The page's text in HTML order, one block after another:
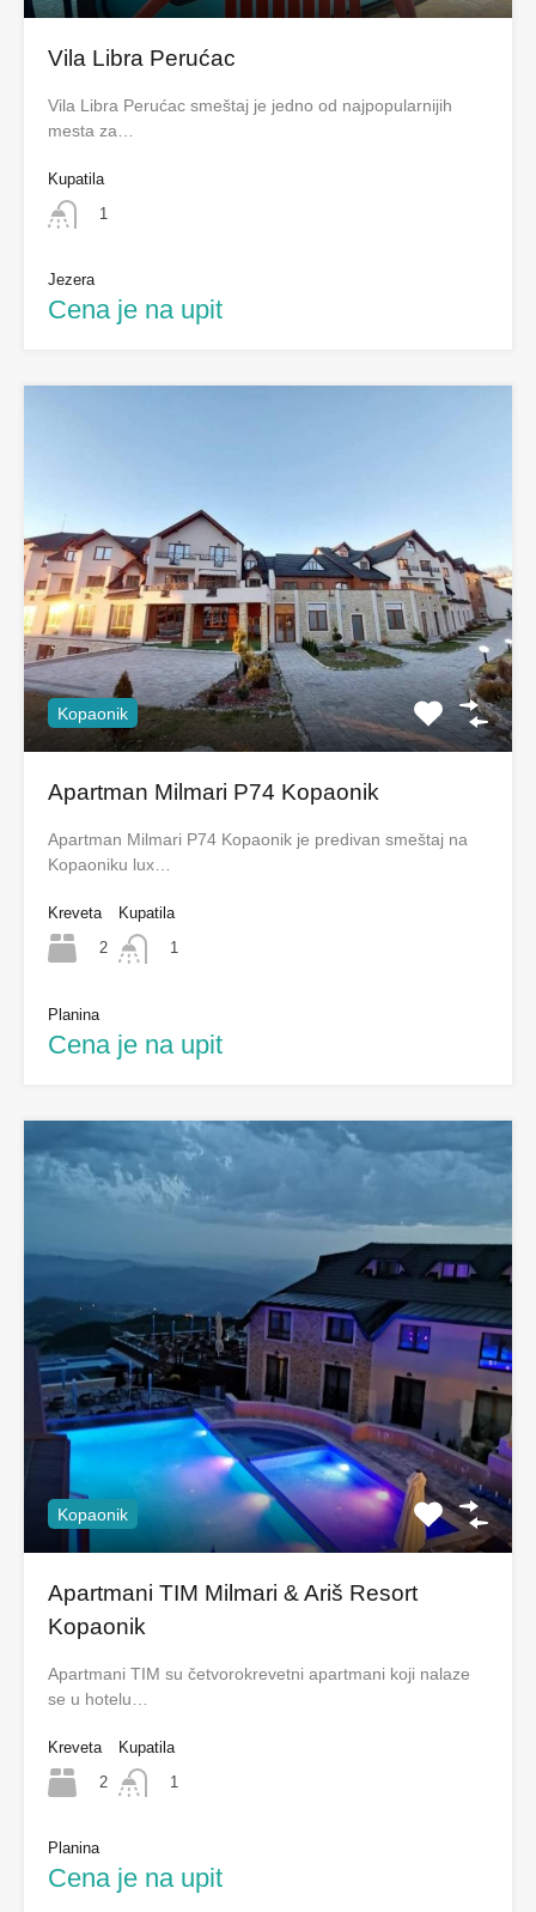
Vila Libra Perućac
Vila Libra Perućac smeštaj je jedno od najpopularnijih
mesta za…
Kupatila
1
Jezera
Cena je na upit
Kopaonik
Apartman Milmari P74 Kopaonik
Apartman Milmari P74 Kopaonik je predivan smeštaj na
Kopaoniku lux…
Kreveta
2
Kupatila
1
Planina
Cena je na upit
Kopaonik
Apartmani TIM Milmari & Ariš Resort
Kopaonik
Apartmani TIM su četvorokrevetni apartmani koji nalaze
se u hotelu…
Kreveta
2
Kupatila
1
Planina
Cena je na upit